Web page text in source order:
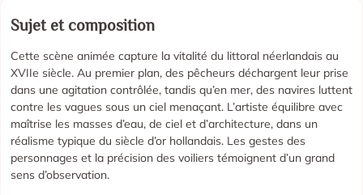
Sujet et composition
Cette scène animée capture la vitalité du littoral néerlandais au
XVIIe siècle. Au premier plan, des pêcheurs déchargent leur prise
dans une agitation contrôlée, tandis qu’en mer, des navires luttent
contre les vagues sous un ciel menaçant. L’artiste équilibre avec
maîtrise les masses d’eau, de ciel et d’architecture, dans un
réalisme typique du siècle d’or hollandais. Les gestes des
personnages et la précision des voiliers témoignent d’un grand
sens d’observation.